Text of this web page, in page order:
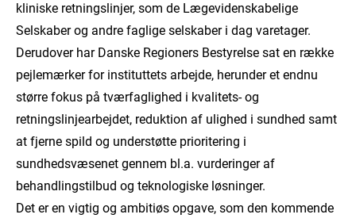
kliniske retningslinjer, som de Lægevidenskabelige
Selskaber og andre faglige selskaber i dag varetager.
Derudover har Danske Regioners Bestyrelse sat en række
pejlemærker for instituttets arbejde, herunder et endnu
større fokus på tværfaglighed i kvalitets- og
retningslinjearbejdet, reduktion af ulighed i sundhed samt
at fjerne spild og understøtte prioritering i
sundhedsvæsenet gennem bl.a. vurderinger af
behandlingstilbud og teknologiske løsninger.
Det er en vigtig og ambitiøs opgave, som den kommende